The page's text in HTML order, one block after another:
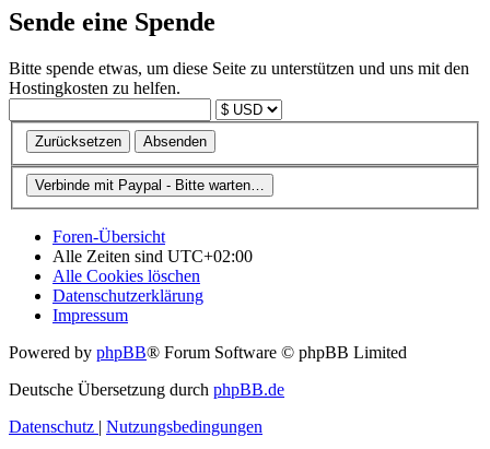
Sende eine Spende
Bitte spende etwas, um diese Seite zu unterstützen und uns mit den
Hostingkosten zu helfen.
Foren-Übersicht
Alle Zeiten sind UTC+02:00
Alle Cookies löschen
Datenschutzerklärung
Impressum
Powered by phpBB® Forum Software © phpBB Limited
Deutsche Übersetzung durch phpBB.de
Datenschutz
Nutzungsbedingungen